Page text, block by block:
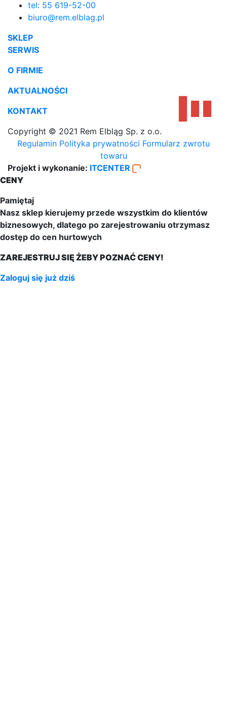
tel: 55 619-52-00
biuro@rem.elblag.pl
SKLEP
SERWIS
O FIRMIE
AKTUALNOŚCI
KONTAKT
Copyright © 2021 Rem Elbląg Sp. z o.o.
Regulamin Polityka prywatności Formularz zwrotu
towaru
Projekt i wykonanie: ITCENTER
CENY
Pamiętaj
Nasz sklep kierujemy przede wszystkim do klientów
biznesowych, dlatego po zarejestrowaniu otrzymasz
dostęp do cen hurtowych
ZAREJESTRUJ SIĘ ŻEBY POZNAĆ CENY!
Zaloguj się już dziś